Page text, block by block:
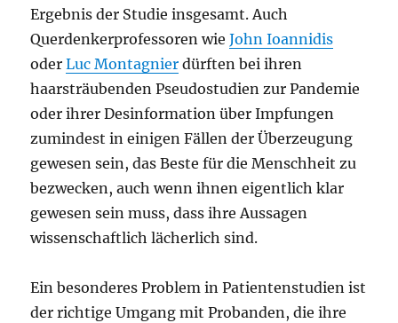
Ergebnis der Studie insgesamt. Auch
Querdenkerprofessoren wieJohn Ioannidis
oderLuc Montagnier dürften bei ihren
haarsträubenden Pseudostudien zur Pandemie
oder ihrer Desinformation über Impfungen
zumindest in einigen Fällen der Überzeugung
gewesen sein, das Beste für die Menschheit zu
bezwecken, auch wenn ihnen eigentlich klar
gewesen sein muss, dass ihre Aussagen
wissenschaftlich lächerlich sind.
Ein besonderes Problem in Patientenstudien ist
der richtige Umgang mit Probanden, die ihre